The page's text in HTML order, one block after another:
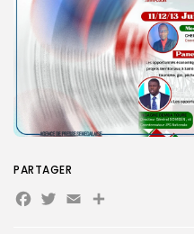
PARTAGER
Facebook
Twitter
EmailPartager